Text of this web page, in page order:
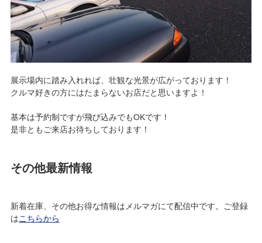
展示場内に踏み入れれば、壮観な光景が広がっております！
クルマ好きの方にはたまらないお店だと思いますよ！
基本は予約制ですが飛び込みでもOKです！
是非ともご来店お待ちしております！
その他最新情報
新着在庫、その他お得な情報はメルマガにて配信中です。ご登録
はこちらから